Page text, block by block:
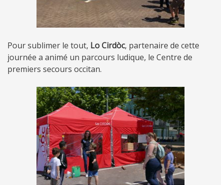
Pour sublimer le tout, Lo Cirdòc, partenaire de cette
journée a animé un parcours ludique, le Centre de
premiers secours occitan.